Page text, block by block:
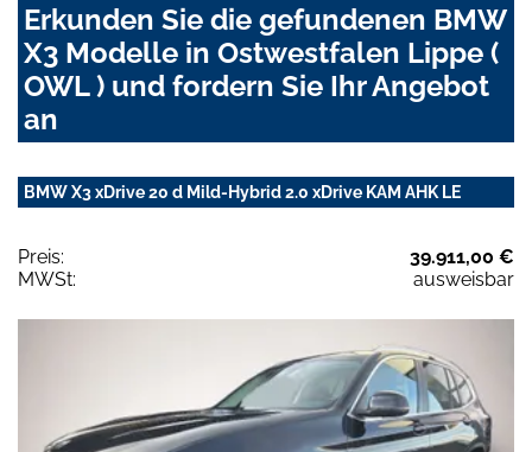
Erkunden Sie die gefundenen BMW
X3 Modelle in Ostwestfalen Lippe (
OWL ) und fordern Sie Ihr Angebot
an
BMW X3 xDrive 20 d Mild-Hybrid 2.0 xDrive KAM AHK LE
Preis:
39.911,00 €
MWSt:
ausweisbar